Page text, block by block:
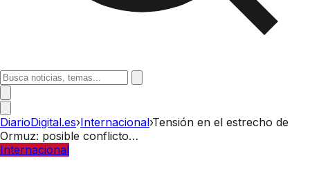
DiarioDigital.es›Internacional›Tensión en el estrecho de
Ormuz: posible conflicto…
Internacional